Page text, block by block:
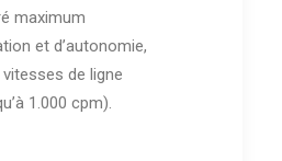
maximum
et d’autonomie,
de ligne
1.000 cpm).